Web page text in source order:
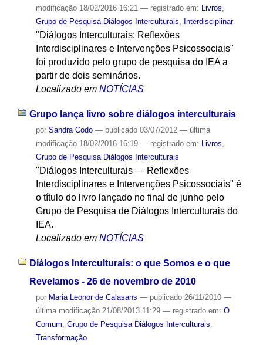
modificação18/02/2016 16:21 — registrado em: Livros,
Grupo de Pesquisa Diálogos Interculturais, Interdisciplinar
"Diálogos Interculturais: Reflexões
Interdisciplinares e Intervenções Psicossociais"
foi produzido pelo grupo de pesquisa do IEA a
partir de dois seminários.
Localizado em NOTÍCIAS
Grupo lança livro sobre diálogos interculturais
por Sandra Codo — publicado03/07/2012 — última
modificação18/02/2016 16:19 — registrado em: Livros,
Grupo de Pesquisa Diálogos Interculturais
"Diálogos Interculturais — Reflexões
Interdisciplinares e Intervenções Psicossociais" é
o título do livro lançado no final de junho pelo
Grupo de Pesquisa de Diálogos Interculturais do
IEA.
Localizado em NOTÍCIAS
Diálogos Interculturais: o que Somos e o que
Revelamos - 26 de novembro de 2010
por Maria Leonor de Calasans — publicado26/11/2010 —
última modificação21/08/2013 11:29 — registrado em: O
Comum Grupo de Pesquisa Diálogos Interculturais
Transformação